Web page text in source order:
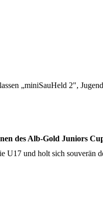
„miniSauHeld 2",
des Alb-Gold Juniors
U17 und holt sich